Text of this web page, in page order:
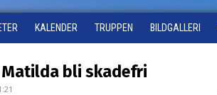
KALENDER TRUPPEN BILDGALLERI
bli skadefri